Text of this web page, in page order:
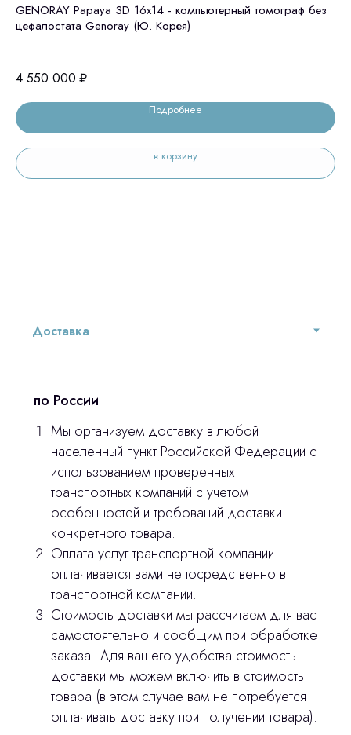
GENORAY Papaya 3D 16x14 - компьютерный томограф без
цефалостата Genoray (Ю. Корея)
4 550 000 ₽
Подробнее
в корзину
по России
Мы организуем доставку в любой
населенный пункт Российской Федерации с
использованием проверенных
транспортных компаний с учетом
особенностей и требований доставки
конкретного товара.
Оплата услуг транспортной компании
оплачивается вами непосредственно в
транспортной компании.
Стоимость доставки мы рассчитаем для вас
самостоятельно и сообщим при обработке
заказа. Для вашего удобства стоимость
доставки мы можем включить в стоимость
товара (в этом случае вам не потребуется
оплачивать доставку при получении товара).
Остались вопросы
оставьте контакты, мы свяжемся и
ответим на все вопросы
© 2024 ЛС Дентал Групп
Главная